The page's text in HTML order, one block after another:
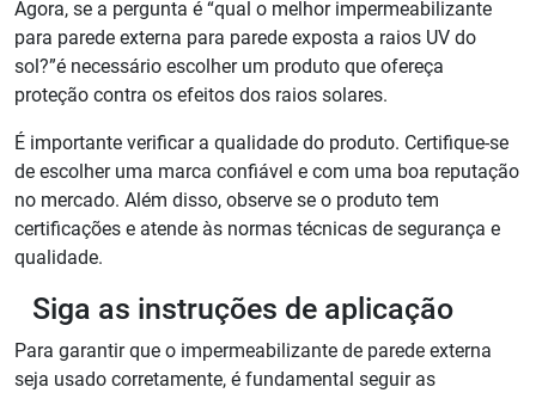
Agora, se a pergunta é “qual o melhor impermeabilizante
para parede externa para parede exposta a raios UV do
sol?”é necessário escolher um produto que ofereça
proteção contra os efeitos dos raios solares.
É importante verificar a qualidade do produto. Certifique-se
de escolher uma marca confiável e com uma boa reputação
no mercado. Além disso, observe se o produto tem
certificações e atende às normas técnicas de segurança e
qualidade.
Siga as instruções de aplicação
Para garantir que o impermeabilizante de parede externa
seja usado corretamente, é fundamental seguir as